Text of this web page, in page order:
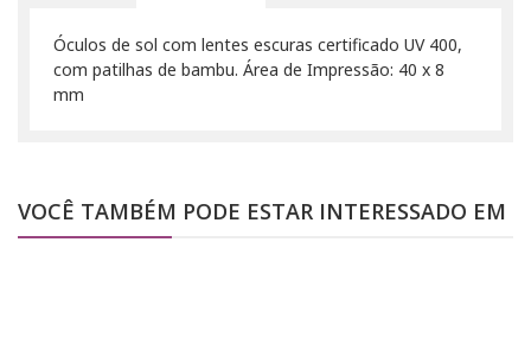
Óculos de sol com lentes escuras certificado UV 400,
com patilhas de bambu. Área de Impressão: 40 x 8
mm
VOCÊ TAMBÉM PODE ESTAR INTERESSADO EM